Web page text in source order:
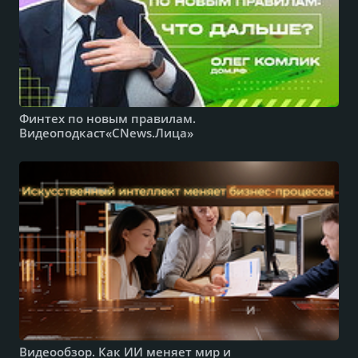
Финтех по новым правилам.
Видеоподкаст«CNews.Лица»
Видеообзор. Как ИИ меняет мир и